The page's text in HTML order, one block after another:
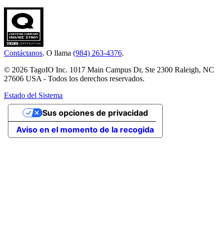
Contáctanos. O llama (984) 263-4376.
© 2026 TagoIO Inc. 1017 Main Campus Dr, Ste 2300 Raleigh, NC
27606 USA - Todos los derechos reservados.
Estado del Sistema
Aviso en el momento de la recogida
Sus opciones de privacidad